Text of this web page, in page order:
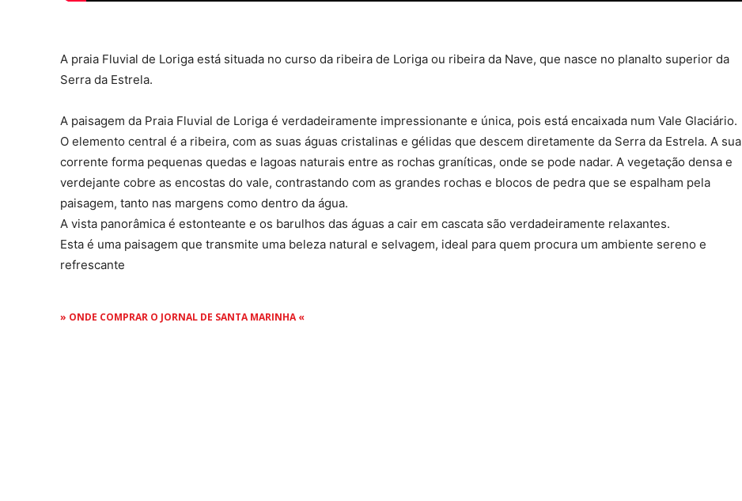
A praia Fluvial de Loriga está situada no curso da ribeira de Loriga ou ribeira da Nave, que nasce no planalto superior da
Serra da Estrela.
A paisagem da Praia Fluvial de Loriga é verdadeiramente impressionante e única, pois está encaixada num Vale Glaciário.
O elemento central é a ribeira, com as suas águas cristalinas e gélidas que descem diretamente da Serra da Estrela. A sua
corrente forma pequenas quedas e lagoas naturais entre as rochas graníticas, onde se pode nadar. A vegetação densa e
verdejante cobre as encostas do vale, contrastando com as grandes rochas e blocos de pedra que se espalham pela
paisagem, tanto nas margens como dentro da água.
A vista panorâmica é estonteante e os barulhos das águas a cair em cascata são verdadeiramente relaxantes.
Esta é uma paisagem que transmite uma beleza natural e selvagem, ideal para quem procura um ambiente sereno e
refrescante
» ONDE COMPRAR O JORNAL DE SANTA MARINHA «